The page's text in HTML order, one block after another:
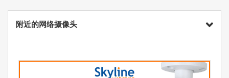
附近的网络摄像头